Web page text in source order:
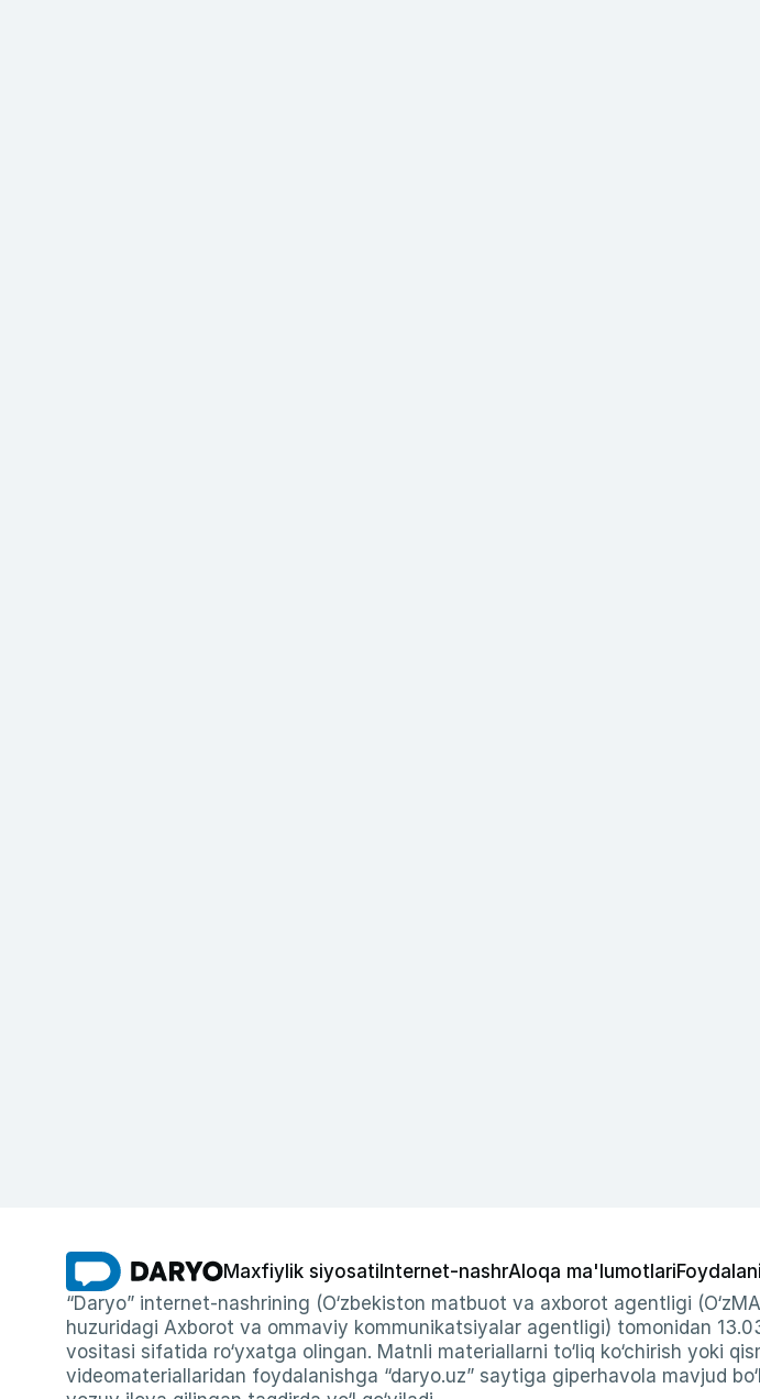
Maxfiylik siyosati Internet-nashrAloqa ma'lumotlari
“Daryo” internet-nashrining (O‘zbekiston matbuot va axborot agentligi
huzuridagi Axborot va ommaviy kommunikatsiyalar agentligi) tomonidan
vositasi sifatida ro‘yxatga olingan. Matnli materiallarni to‘liq ko‘chirish yoki
videomateriallaridan foydalanishga “daryo.uz” saytiga giperhavola mavjud